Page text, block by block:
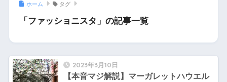
ホーム タグ
「ファッショニスタ」の記事一覧
2023年3月10日
【本音マジ解説】マーガレットハウエル